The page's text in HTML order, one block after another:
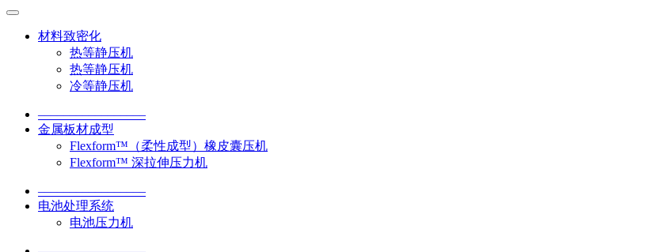
材料致密化
热等静压机
热等静压机
冷等静压机
–––––––––––––––––
金属板材成型
Flexform™（柔性成型）橡皮囊压机
Flexform™ 深拉伸压力机
–––––––––––––––––
电池处理系统
电池压力机